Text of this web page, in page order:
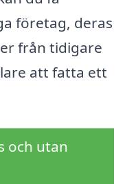
företag, deras
från tidigare
att fatta ett
och utan